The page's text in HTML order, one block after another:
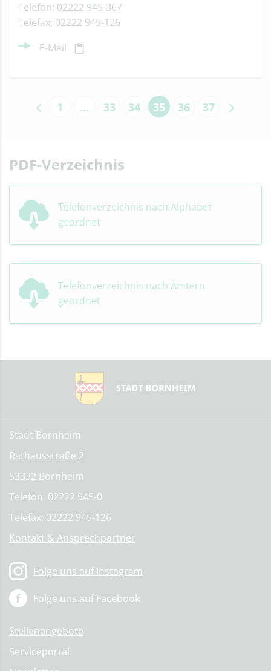
Telefon: 02222 945-367
Telefax: 02222 945-126
E-Mail
1 … 33 34 35 36 37
PDF-Verzeichnis
Telefonverzeichnis nach Alphabet
geordnet
Telefonverzeichnis nach Ämtern
geordnet
Stadt Bornheim
Rathausstraße 2
53332 Bornheim
Telefon: 02222 945-0
Telefax: 02222 945-126
Kontakt & Ansprechpartner
Folge uns auf Instagram
Folge uns auf Facebook
Stellenangebote
Serviceportal